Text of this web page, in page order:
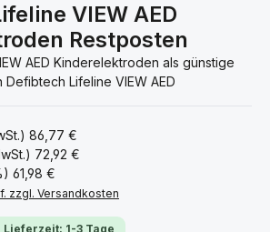
VIEW AED
Restposten
AED Kinderelektroden als günstige
Lifeline VIEW AED
86,77 €
72,92 €
61,98 €
zzgl. Versandkosten
1-3 Tage